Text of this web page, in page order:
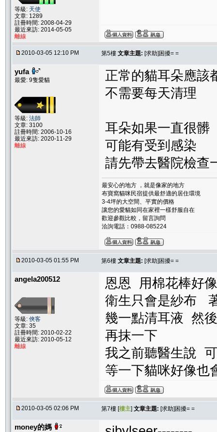
等級: 天使
文章: 1289
註冊時間: 2008-04-29
最近來訪: 2014-05-05
離線
2010-03-05 12:10 PM 第5樓 文章主題: [求助]困擾= =
yufa
最愛: 9隻愛貓
等級: 法師
文章: 3100
註冊時間: 2006-10-16
最近來訪: 2020-11-29
離線
正常的貓耳朵應該
不需要每天清理
耳朵如果一直很髒
可能有受到感染
請先帶去醫院檢查
最安心的地方 ，就是像家的地方
布寶窩貓咪民宿提供最舒適的居住環境
3-4坪的大空間、平實的價格
讓您的愛貓如同在家裡一樣舒服自在
歡迎參觀比較，留言詢問
洽詢電話：0988-085224
2010-03-05 01:55 PM 第6樓 文章主題: [求助]困擾= =
angela200512
等級: 俠客
文章: 35
註冊時間: 2010-02-22
最近來訪: 2010-05-12
離線
恩恩 用棉花棒好
衛生只會是紗布
幾一點清耳液 然
再抹一下
我之前聽醫生說
等一下貓咪好像也
2010-03-05 02:06 PM 第7樓 [樓主] 文章主題: [求助]困擾= =
money的媽